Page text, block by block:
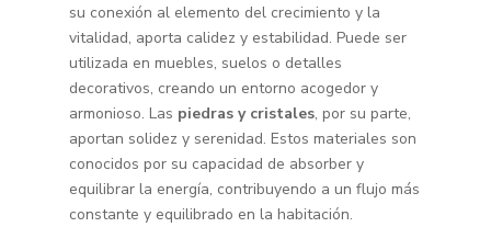
su conexión al elemento del crecimiento y la
vitalidad, aporta calidez y estabilidad. Puede ser
utilizada en muebles, suelos o detalles
decorativos, creando un entorno acogedor y
armonioso. Las piedras y cristales, por su parte,
aportan solidez y serenidad. Estos materiales son
conocidos por su capacidad de absorber y
equilibrar la energía, contribuyendo a un flujo más
constante y equilibrado en la habitación.